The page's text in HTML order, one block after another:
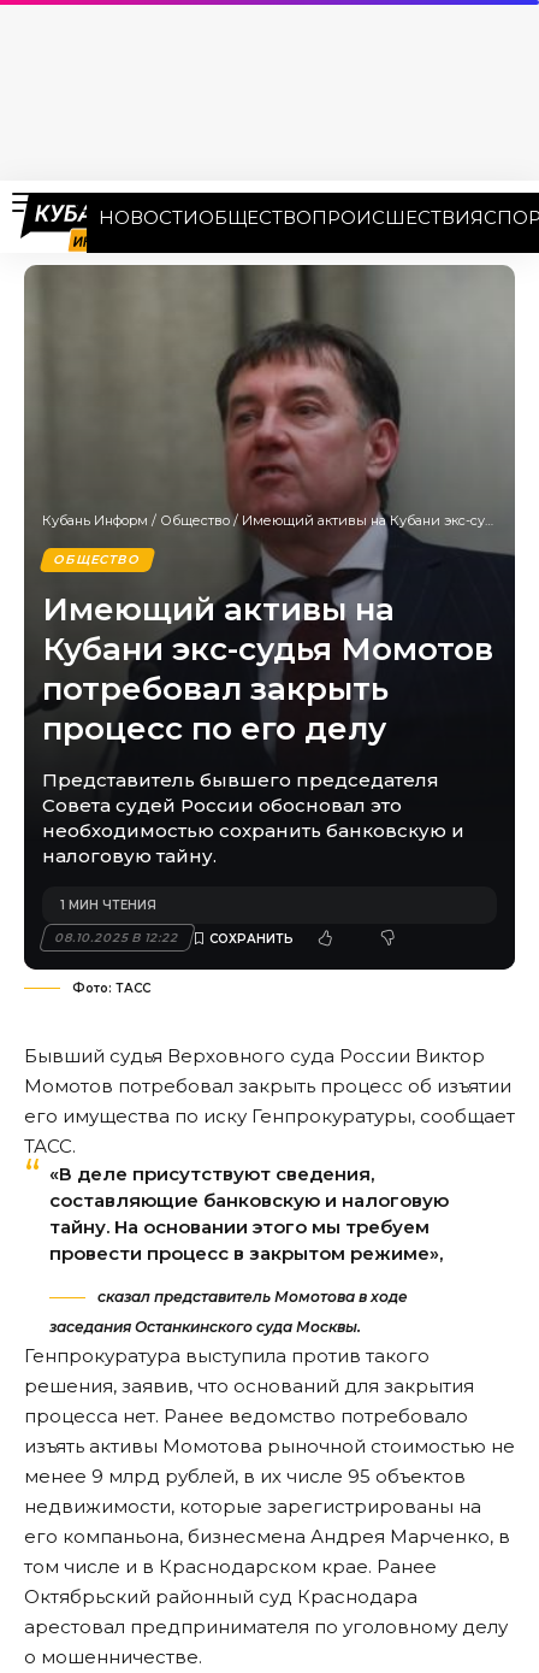
НОВОСТИОБЩЕСТВОПРОИСШЕСТВИЯ
Кубань Информ / Общество / Имеющий активы на Кубани экс-судья Момотов потребовал закрыть процесс по его делу
ОБЩЕСТВО
Имеющий активы на
Кубани экс-судья Момотов
потребовал закрыть
процесс по его делу
Представитель бывшего председателя
Совета судей России обосновал это
необходимостью сохранить банковскую и
налоговую тайну.
08.10.2025 В 12:22
1 МИН ЧТЕНИЯ
Фото: ТАСС
Бывший судья Верховного суда России Виктор
Момотов потребовал закрыть процесс об изъятии
его имущества по иску Генпрокуратуры, сообщает
ТАСС.
«В деле присутствуют сведения,
составляющие банковскую и налоговую
тайну. На основании этого мы требуем
провести процесс в закрытом режиме»,
сказал представитель Момотова в ходе
заседания Останкинского суда Москвы.
Генпрокуратура выступила против такого
решения, заявив, что оснований для закрытия
процесса нет. Ранее ведомство потребовало
изъять активы Момотова рыночной стоимостью не
менее 9 млрд рублей, в их числе 95 объектов
недвижимости, которые зарегистрированы на
его компаньона, бизнесмена Андрея Марченко, в
том числе и в Краснодарском крае. Ранее
Октябрьский районный суд Краснодара
арестовал предпринимателя по уголовному делу
о мошенничестве.